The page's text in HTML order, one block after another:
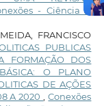
- Ciência e
FRANCISCO
PUBLICAS
FORMAÇÃO DOS
O PLANO
DE AÇÕES
A 2020,Conexões